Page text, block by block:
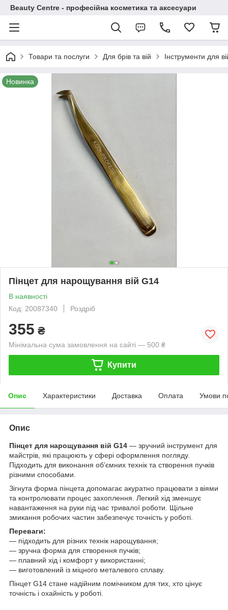
Beauty Centre - професійна косметика та аксесуари
Товари та послуги Для брів та вій Інструменти для
Новинка
Пінцет для нарощування вій G14
В наявності
Код: 20087340
Роздріб
355 ₴
Мінімальна сума замовлення на сайті — 500 ₴
Купити
Опис Характеристики Доставка Оплата Умови
Опис
Пінцет для нарощування вій G14 — зручний інструмент для
майстрів, які працюють у сфері оформлення погляду.
Підходить для виконання об’ємних технік та створення пучків
різними способами.
Зігнута форма пінцета допомагає акуратно працювати з віями
та контролювати процес захоплення. Легкий хід зменшує
навантаження на руки під час тривалої роботи. Щільне
змикання робочих частин забезпечує точність у роботі.
Переваги:
— підходить для різних технік нарощування;
— зручна форма для створення пучків;
— плавний хід і комфорт у використанні;
— виготовлений із міцного металевого сплаву.
Пінцет G14 стане надійним помічником для тих, хто цінує
точність і охайність у роботі.